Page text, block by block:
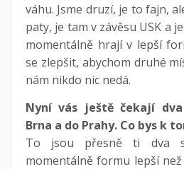
váhu. Jsme druzí, je to fajn,
paty, je tam v závěsu USK a
momentálně hrají v lepší
se zlepšit, abychom druhé
nám nikdo nic nedá.
Nyní vás ještě čekají
Brna a do Prahy. Co bys k
To jsou přesně ti dva
momentálně formu lepší